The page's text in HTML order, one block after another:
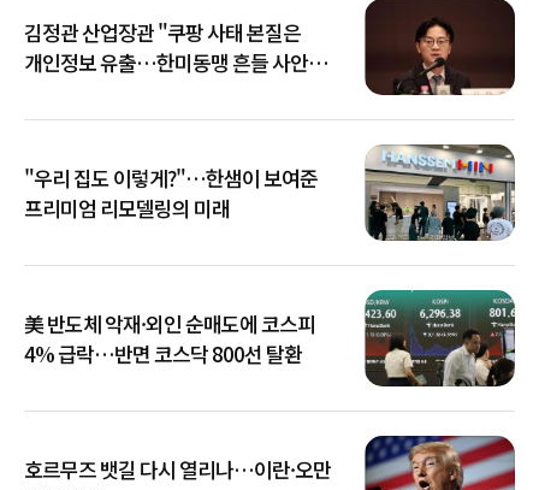
김정관 산업장관 "쿠팡 사태 본질은
개인정보 유출…한미동맹 흔들 사안
"우리 집도 이렇게?"…한샘이 보여준
프리미엄 리모델링의 미래
美 반도체 악재·외인 순매도에 코스피
4% 급락…반면 코스닥 800선 탈환
호르무즈 뱃길 다시 열리나…이란·오만